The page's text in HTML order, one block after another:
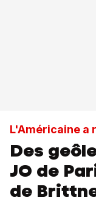
L'Américaine a
Des
JO de
de